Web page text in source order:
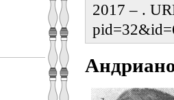
2017 – .